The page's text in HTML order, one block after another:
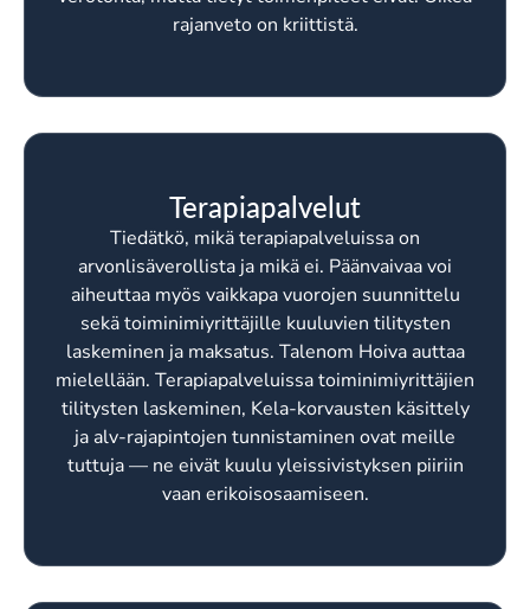
rajanveto on kriittistä.
Terapiapalvelut
Tiedätkö, mikä terapiapalveluissa on
arvonlisäverollista ja mikä ei. Päänvaivaa voi
aiheuttaa myös vaikkapa vuorojen suunnittelu
sekä toiminimiyrittäjille kuuluvien tilitysten
laskeminen ja maksatus. Talenom Hoiva auttaa
mielellään. Terapiapalveluissa toiminimiyrittäjien
tilitysten laskeminen, Kela-korvausten käsittely
ja alv-rajapintojen tunnistaminen ovat meille
tuttuja — ne eivät kuulu yleissivistyksen piiriin
vaan erikoisosaamiseen.